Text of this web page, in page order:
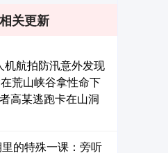
相关更新
机航拍防汛意外发现
荒山峡谷拿性命下
高某逃跑卡在山洞
的特殊一课：旁听